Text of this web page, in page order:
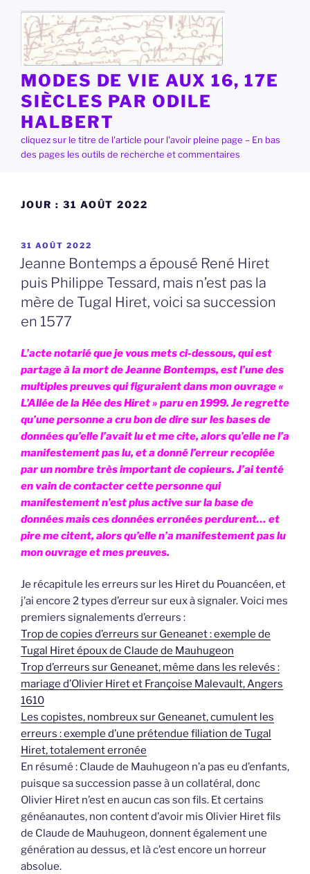
contenu
principal
MODES DE VIE AUX 16, 17E
SIÈCLES PAR ODILE
HALBERT
cliquez sur le titre de l'article pour l'avoir pleine page – En bas
des pages les outils de recherche et commentaires
JOUR : 31 AOÛT 2022
PUBLIÉ
LE
31 AOÛT 2022
Jeanne Bontemps a épousé René Hiret
puis Philippe Tessard, mais n’est pas la
mère de Tugal Hiret, voici sa succession
en 1577
L’acte notarié que je vous mets ci-dessous, qui est
partage à la mort de Jeanne Bontemps, est l’une des
multiples preuves qui figuraient dans mon ouvrage «
L’Allée de la Hée des Hiret » paru en 1999. Je regrette
qu’une personne a cru bon de dire sur les bases de
données qu’elle l’avait lu et me cite, alors qu’elle ne l’a
manifestement pas lu, et a donné l’erreur recopiée
par un nombre très important de copieurs. J’ai tenté
en vain de contacter cette personne qui
manifestement n’est plus active sur la base de
données mais ces données erronées perdurent… et
pire me citent, alors qu’elle n’a manifestement pas lu
mon ouvrage et mes preuves.
Je récapitule les erreurs sur les Hiret du Pouancéen, et
j’ai encore 2 types d’erreur sur eux à signaler. Voici mes
premiers signalements d’erreurs :
Trop de copies d’erreurs sur Geneanet : exemple de
Tugal Hiret époux de Claude de Mauhugeon
Trop d’erreurs sur Geneanet, même dans les relevés :
mariage d’Olivier Hiret et Françoise Malevault, Angers
1610
Les copistes, nombreux sur Geneanet, cumulent les
erreurs : exemple d’une prétendue filiation de Tugal
Hiret, totalement erronée
En résumé : Claude de Mauhugeon n’a pas eu d’enfants,
puisque sa succession passe à un collatéral, donc
Olivier Hiret n’est en aucun cas son fils. Et certains
généanautes, non content d’avoir mis Olivier Hiret fils
de Claude de Mauhugeon, donnent également une
génération au dessus, et là c’est encore un horreur
absolue.